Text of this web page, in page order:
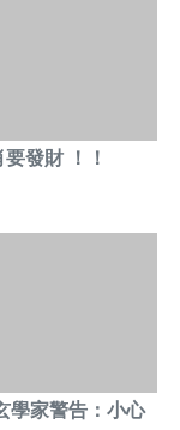
發財 ！！
學家警告：小心